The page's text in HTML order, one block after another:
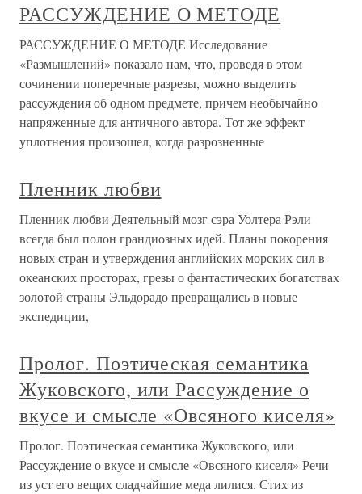
РАССУЖДЕНИЕ О МЕТОДЕ
РАССУЖДЕНИЕ О МЕТОДЕ Исследование
«Размышлений» показало нам, что, проведя в этом
сочинении поперечные разрезы, можно выделить
рассуждения об одном предмете, причем необычайно
напряженные для античного автора. Тот же эффект
уплотнения произошел, когда разрозненные
Пленник любви
Пленник любви Деятельный мозг сэра Уолтера Рэли
всегда был полон грандиозных идей. Планы покорения
новых стран и утверждения английских морских сил в
океанских просторах, грезы о фантастических богатствах
золотой страны Эльдорадо превращались в новые
экспедиции,
Пролог. Поэтическая семантика
Жуковского, или Рассуждение о
вкусе и смысле «Овсяного киселя»
Пролог. Поэтическая семантика Жуковского, или
Рассуждение о вкусе и смысле «Овсяного киселя» Речи
из уст его вещих сладчайшие меда лилися. Стих из